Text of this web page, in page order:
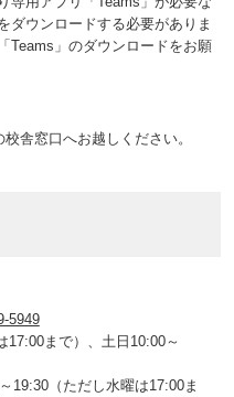
ダウンロードする必要がありま
Teams」のダウンロードをお願
舎窓口へお越しください。
5949
まで）、土日10:00～
（ただし水曜は17:00ま